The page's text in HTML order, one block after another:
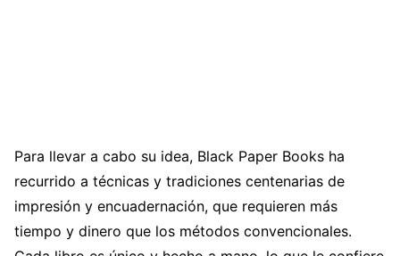
Para llevar a cabo su idea, Black Paper Books ha
recurrido a técnicas y tradiciones centenarias de
impresión y encuadernación, que requieren más
tiempo y dinero que los métodos convencionales.